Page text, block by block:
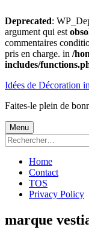
Deprecated:
argument qui est
commentaires
pris en charge. in /
includes/
au
Idées de Décoration
Faites-le plein de
Menu
principal
Menu
Rechercher :
Home
Contact
TOS
Privacy Policy
marque